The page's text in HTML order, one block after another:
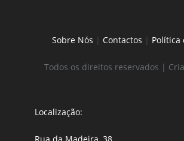
Sobre Nós | Contactos | Política
Todos os direitos reservados |
Localização: